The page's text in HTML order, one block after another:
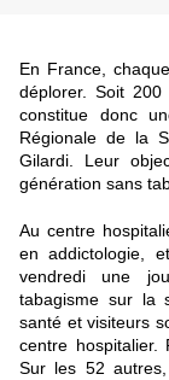
En France,
déplorer. Soit
constitue donc
Régionale de la
Gilardi. Leur
génération sans
Au centre
en addictologie,
vendredi une
tabagisme sur la
santé et visiteurs
centre hospitalier.
Sur les 52